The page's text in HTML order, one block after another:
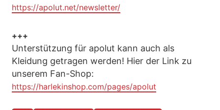
https://apolut.net/newsletter/
+++
Unterstützung für apolut kann auch als
Kleidung getragen werden! Hier der Link zu
unserem Fan-Shop:
https://harlekinshop.com/pages/apolut